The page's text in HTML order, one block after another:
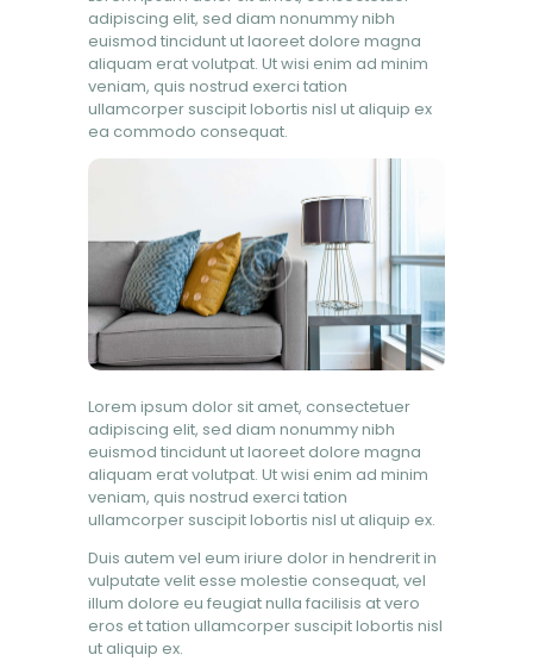
adipiscing elit, sed diam nonummy nibh
euismod tincidunt ut laoreet dolore magna
aliquam erat volutpat. Ut wisi enim ad minim
veniam, quis nostrud exerci tation
ullamcorper suscipit lobortis nisl ut aliquip ex
ea commodo consequat.
Lorem ipsum dolor sit amet, consectetuer
adipiscing elit, sed diam nonummy nibh
euismod tincidunt ut laoreet dolore magna
aliquam erat volutpat. Ut wisi enim ad minim
veniam, quis nostrud exerci tation
ullamcorper suscipit lobortis nisl ut aliquip ex.
Duis autem vel eum iriure dolor in hendrerit in
vulputate velit esse molestie consequat, vel
illum dolore eu feugiat nulla facilisis at vero
eros et tation ullamcorper suscipit lobortis nisl
ut aliquip ex.